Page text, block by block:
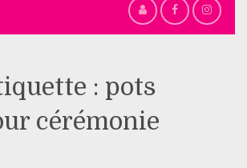
: pots
cérémonie